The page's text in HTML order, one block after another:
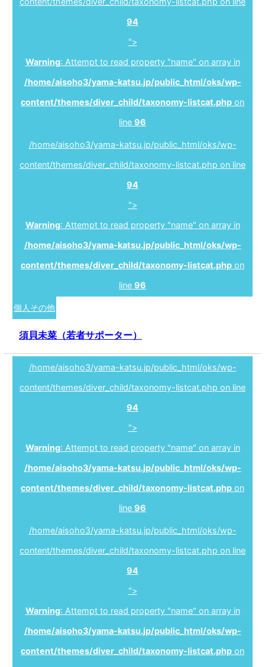
94
">
Warning: Attempt to read property "name" on array in
/home/aisoho3/yama-katsu.jp/public_html/oks/wp-
content/themes/diver_child/taxonomy-listcat.php on
line 96
/home/aisoho3/yama-katsu.jp/public_html/oks/wp-
content/themes/diver_child/taxonomy-listcat.php on line
94
">
Warning: Attempt to read property "name" on array in
/home/aisoho3/yama-katsu.jp/public_html/oks/wp-
content/themes/diver_child/taxonomy-listcat.php on
line 96
個人その他
須貝未菜（若者サポーター）
/home/aisoho3/yama-katsu.jp/public_html/oks/wp-
content/themes/diver_child/taxonomy-listcat.php on line
94
">
Warning: Attempt to read property "name" on array in
/home/aisoho3/yama-katsu.jp/public_html/oks/wp-
content/themes/diver_child/taxonomy-listcat.php on
line 96
/home/aisoho3/yama-katsu.jp/public_html/oks/wp-
content/themes/diver_child/taxonomy-listcat.php on line
94
">
Warning: Attempt to read property "name" on array in
/home/aisoho3/yama-katsu.jp/public_html/oks/wp-
content/themes/diver_child/taxonomy-listcat.php on